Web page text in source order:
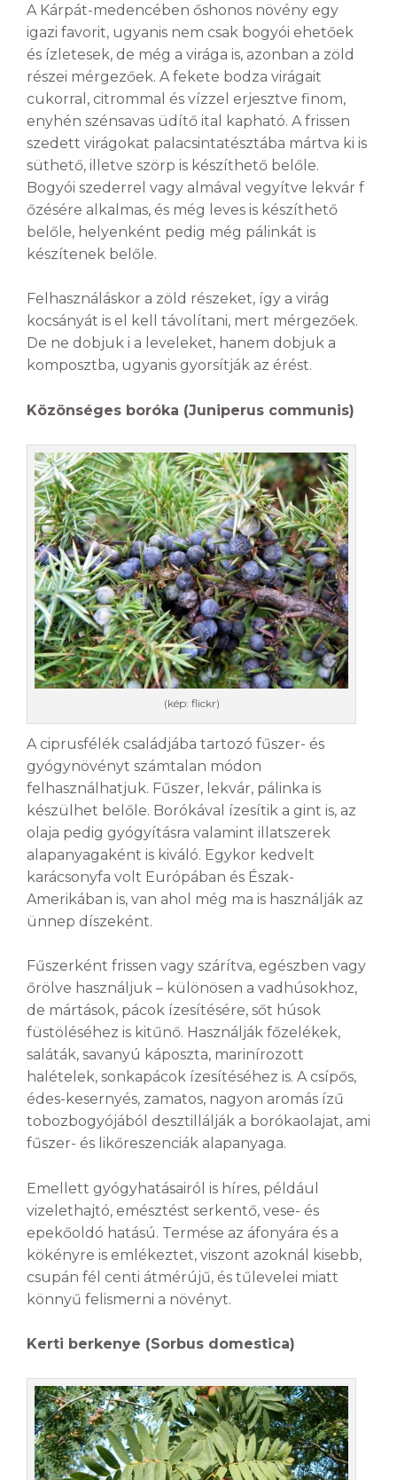
A Kárpát-medencében őshonos növény egy
igazi favorit, ugyanis nem csak bogyói ehetőek
és ízletesek, de még a virága is, azonban a zöld
részei mérgezőek. A fekete bodza virágait
cukorral, citrommal és vízzel erjesztve finom,
enyhén szénsavas üdítő ital kapható. A frissen
szedett virágokat palacsintatésztába mártva ki is
süthető, illetve szörp is készíthető belőle.
Bogyói szederrel vagy almával vegyítve lekvár f
őzésére alkalmas, és még leves is készíthető
belőle, helyenként pedig még pálinkát is
készítenek belőle.
Felhasználáskor a zöld részeket, így a virág
kocsányát is el kell távolítani, mert mérgezőek.
De ne dobjuk i a leveleket, hanem dobjuk a
komposztba, ugyanis gyorsítják az érést.
Közönséges boróka (Juniperus communis)
(kép: flickr)
A ciprusfélék családjába tartozó fűszer- és
gyógynövényt számtalan módon
felhasználhatjuk. Fűszer, lekvár, pálinka is
készülhet belőle. Borókával ízesítik a gint is, az
olaja pedig gyógyításra valamint illatszerek
alapanyagaként is kiváló. Egykor kedvelt
karácsonyfa volt Európában és Észak-
Amerikában is, van ahol még ma is használják az
ünnep díszeként.
Fűszerként frissen vagy szárítva, egészben vagy
őrölve használjuk – különösen a vadhúsokhoz,
de mártások, pácok ízesítésére, sőt húsok
füstöléséhez is kitűnő. Használják főzelékek,
saláták, savanyú káposzta, marinírozott
halételek, sonkapácok ízesítéséhez is. A csípős,
édes-kesernyés, zamatos, nagyon aromás ízű
tobozbogyójából desztillálják a borókaolajat, ami
fűszer- és likőreszenciák alapanyaga.
Emellett gyógyhatásairól is híres, például
vizelethajtó, emésztést serkentő, vese- és
epekőoldó hatású. Termése az áfonyára és a
kökényre is emlékeztet, viszont azoknál kisebb,
csupán fél centi átmérújű, és tűlevelei miatt
könnyű felismerni a növényt.
Kerti berkenye (Sorbus domestica)